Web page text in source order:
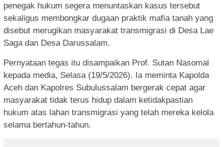
penegak hukum segera menuntaskan kasus tersebut
sekaligus membongkar dugaan praktik mafia tanah yang
disebut merugikan masyarakat transmigrasi di Desa Lae
Saga dan Desa Darussalam.
Pernyataan tegas itu disampaikan Prof. Sutan Nasomal
kepada media, Selasa (19/5/2026). Ia meminta Kapolda
Aceh dan Kapolres Subulussalam bergerak cepat agar
masyarakat tidak terus hidup dalam ketidakpastian
hukum atas lahan transmigrasi yang telah mereka kelola
selama bertahun-tahun.